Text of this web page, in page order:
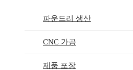
파운드리 생산
CNC 가공
제품 포장